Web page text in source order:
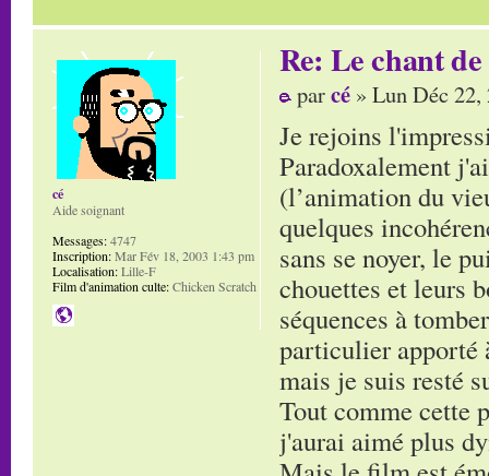
Re: Le chant
parcé » Lun Déc 22,
Je rejoins
Paradoxalement
(l’animation du
quelques
sans se noyer, le
chouettes et leurs
séquences à
particulier apporté
mais je suis resté
Tout comme cette
j'aurai aimé plus
cé
Aide soignant
Messages:4747
Inscription:Mar Fév 18, 2003 1:43 pm
Localisation:Lille-F
Film d'animation culte:Chicken Scratch